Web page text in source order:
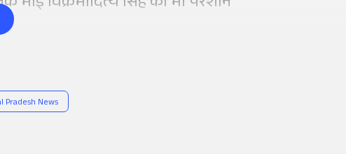
Pradesh News